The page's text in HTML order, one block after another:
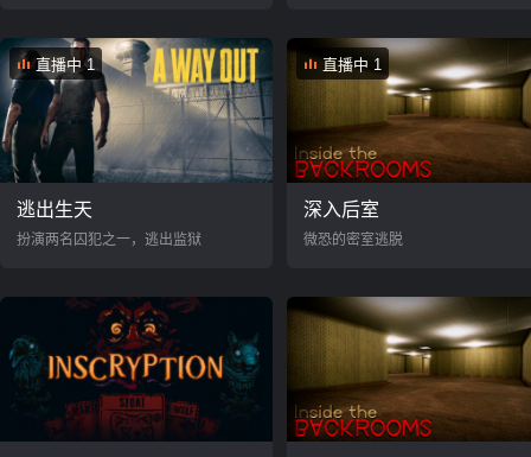
逃出生天
扮演两名囚犯之一，逃出监狱
直播中 1
深入后室
微恐的密室逃脱
直播中 1